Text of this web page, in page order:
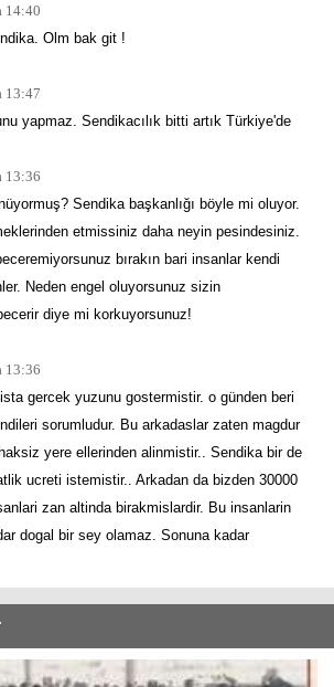
14:40
Olm bak git !
13:47
yapmaz. Sendikacılık bitti artık Türkiye'de
13:36
Sendika başkanlığı böyle mi oluyor.
etmissiniz daha neyin pesindesiniz.
bırakın bari insanlar kendi
Neden engel oluyorsunuz sizin
diye mi korkuyorsunuz!
13:36
gercek yuzunu gostermistir. o günden beri
sorumludur. Bu arkadaslar zaten magdur
yere ellerinden alinmistir.. Sendika bir de
ucreti istemistir.. Arkadan da bizden 30000
zan altinda birakmislardir. Bu insanlarin
dogal bir sey olamaz. Sonuna kadar